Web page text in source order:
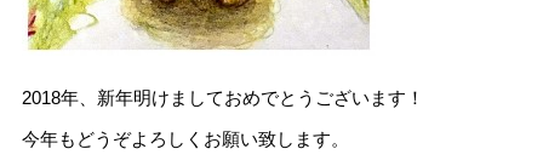
2018年、新年明けましておめでとうございます！
今年もどうぞよろしくお願い致します。